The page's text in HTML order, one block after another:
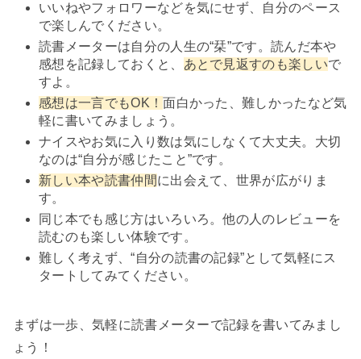
いいねやフォロワーなどを気にせず、自分のペース
で楽しんでください。
読書メーターは自分の人生の“栞”です。読んだ本や
感想を記録しておくと、 あとで見返すのも楽しいで
すよ。
感想は一言でもOK！面白かった、難しかったなど気
軽に書いてみましょう。
ナイスやお気に入り数は気にしなくて大丈夫。大切
なのは“自分が感じたこと”です。
新しい本や読書仲間に出会えて、世界が広がりま
す。
同じ本でも感じ方はいろいろ。他の人のレビューを
読むのも楽しい体験です。
難しく考えず、“自分の読書の記録”として気軽にス
タートしてみてください。
まずは一歩、気軽に読書メーターで記録を書いてみまし
ょう！